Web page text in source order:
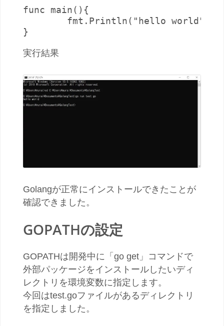
func main(){
}
実行結果
Golangが正常にインストールできたことが
確認できました。
GOPATHの設定
GOPATHは開発中に「go get」コマンドで
外部パッケージをインストールしたいディ
レクトリを環境変数に指定します。
今回はtest.goファイルがあるディレクトリ
を指定しました。